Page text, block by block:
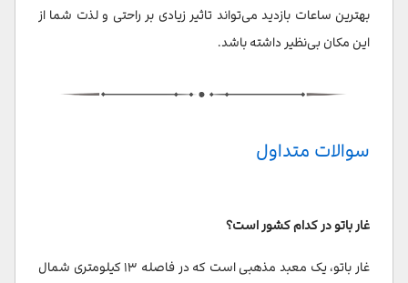
بهترین ساعات بازدید می‌تواند تاثیر زیادی بر راحتی و لذت شما از
این مکان بی‌نظیر داشته باشد.
سوالات متداول
غار باتو در کدام کشور است؟
غار باتو، یک معبد مذهبی است که در فاصله ۱۳ کیلومتری شمال